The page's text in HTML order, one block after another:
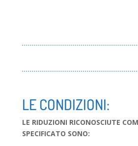
LE CONDIZIONI:
LE RIDUZIONI RICONOSCIUTE
SPECIFICATO SONO: